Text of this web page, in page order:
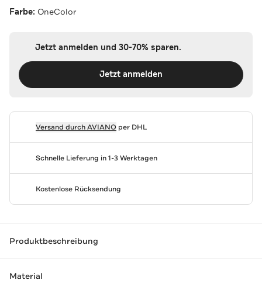
Farbe: OneColor
Jetzt anmelden und 30-70% sparen.
Jetzt anmelden
Versand durchAVIANOper DHL
Schnelle Lieferung in 1-3 Werktagen
Kostenlose Rücksendung
Produktbeschreibung
Material